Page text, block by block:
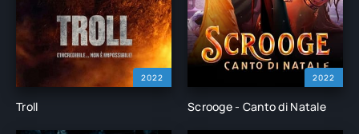
2022
Troll
2022
Scrooge - Canto di Natale